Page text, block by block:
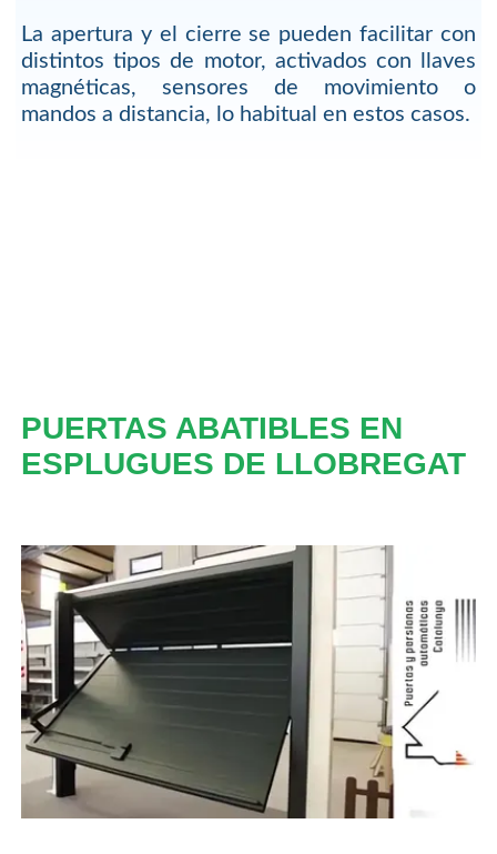
La apertura y el cierre se pueden facilitar con
distintos tipos de motor, activados con llaves
magnéticas, sensores de movimiento o
mandos a distancia, lo habitual en estos casos.
PUERTAS ABATIBLES EN
ESPLUGUES DE LLOBREGAT